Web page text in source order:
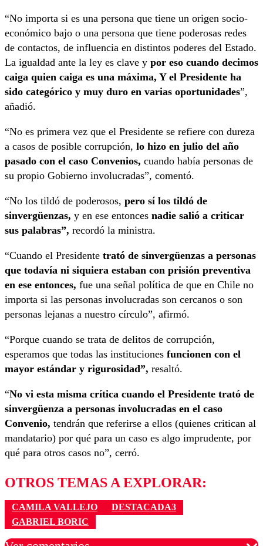
“No importa si es una persona que tiene un origen socio-
económico bajo o una persona que tiene poderosas redes
de contactos, de influencia en distintos poderes del Estado.
La igualdad ante la ley es clave y por eso cuando decimos
caiga quien caiga es una máxima, Y el Presidente ha
sido categórico y muy duro en varias oportunidades”,
añadió.
“No es primera vez que el Presidente se refiere con dureza
a casos de posible corrupción, lo hizo en julio del año
pasado con el caso Convenios, cuando había personas de
su propio Gobierno involucradas”, comentó.
“No los tildó de poderosos, pero sí los tildó de
sinvergüenzas, y en ese entonces nadie salió a criticar
sus palabras”, recordó la ministra.
“Cuando el Presidente trató de sinvergüenzas a personas
que todavía ni siquiera estaban con prisión preventiva
en ese entonces, fue una señal política de que en Chile no
importa si las personas involucradas son cercanos o son
personas lejanas a nuestro círculo”, afirmó.
“Porque cuando se trata de delitos de corrupción,
esperamos que todas las instituciones funcionen con el
mayor estándar y rigurosidad”, resaltó.
“No vi esta misma crítica cuando el Presidente trató de
sinvergüenza a personas involucradas en el caso
Convenio, tendrán que referirse a ellos (quienes critican al
mandatario) por qué para un caso es algo imprudente, por
qué para otros casos no”, cerró.
OTROS TEMAS A EXPLORAR:
CAMILA VALLEJO
DESTACADA3
GABRIEL BORIC